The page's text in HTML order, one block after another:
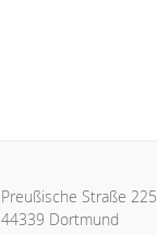
Preußische Straße 225
44339 Dortmund